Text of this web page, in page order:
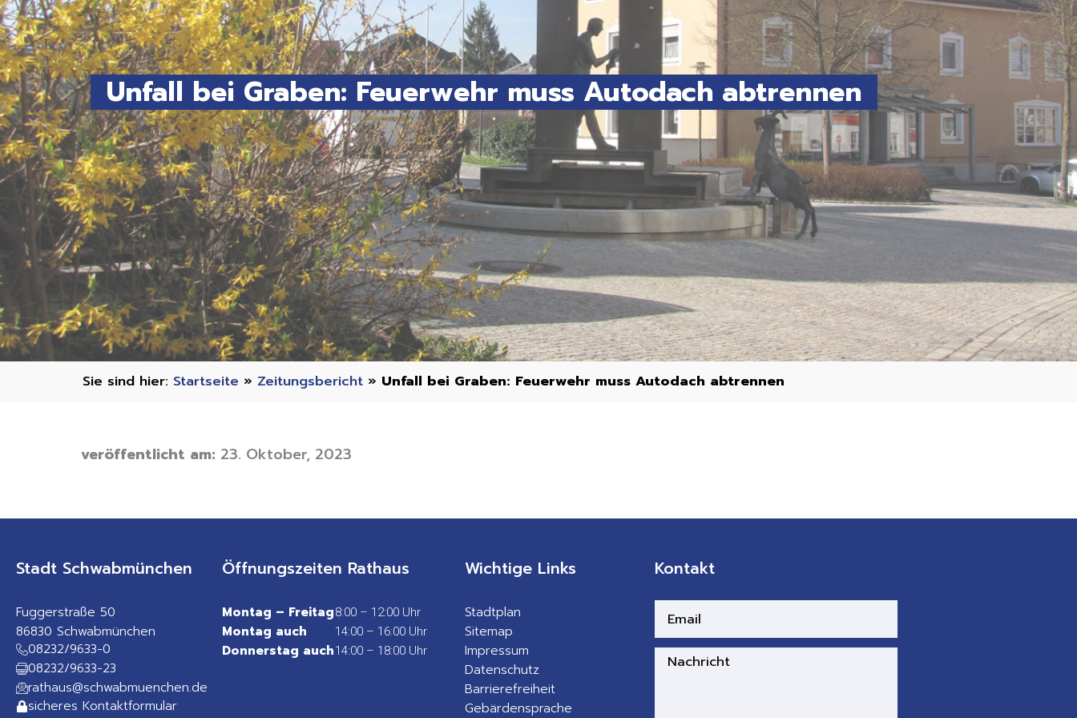
Unfall bei Graben: Feuerwehr muss Autodach abtrennen
Startseite » Zeitungsbericht» Unfall bei Graben: Feuerwehr muss Autodach abtrennen
veröffentlicht am: 23. Oktober, 2023
Stadt Schwabmünchen
Fuggerstraße 50
86830 Schwabmünchen
08232/9633-0
08232/9633-23
rathaus@schwabmuenchen.de
sicheres Kontaktformular
Öffnungszeiten Rathaus
Montag – Freitag8:00 – 12:00 Uhr
Montag auch 14:00 – 16:00 Uhr
Donnerstag auch14:00 – 18:00 Uhr
Wichtige Links
Stadtplan
Sitemap
Impressum
Datenschutz
Barrierefreiheit
Gebärdensprache
Kontakt